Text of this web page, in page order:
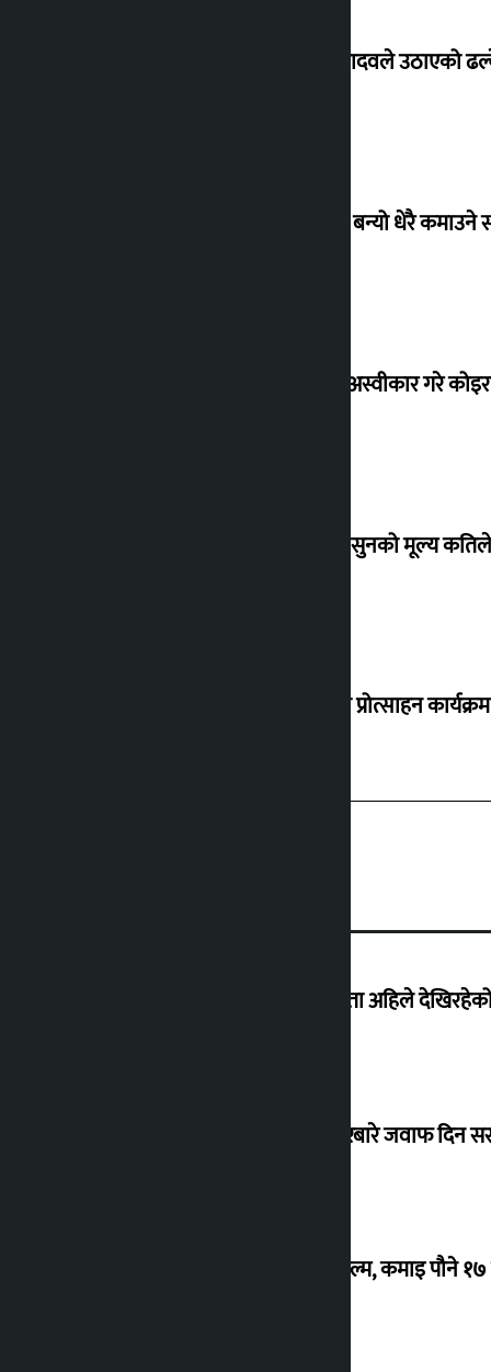
सांसद यादवले उठाएको
‘गौंथली’ बन्यो धेरै
शेखरले अस्वीकार गरे
शुक्रबार सुनको मूल्य
‘करदाता प्रोत्साहन
‘देशमा कहिल्यै नभएको शासकीय अराजकता अहिले
सांसद यादवले उठाएको ढल्केबर ट्रमा सेन्टरबारे जवाफ दिन
‘गौंथली’ बन्यो धेरै कमाउने सातौं नेपाली फिल्म, कमाइ पौने